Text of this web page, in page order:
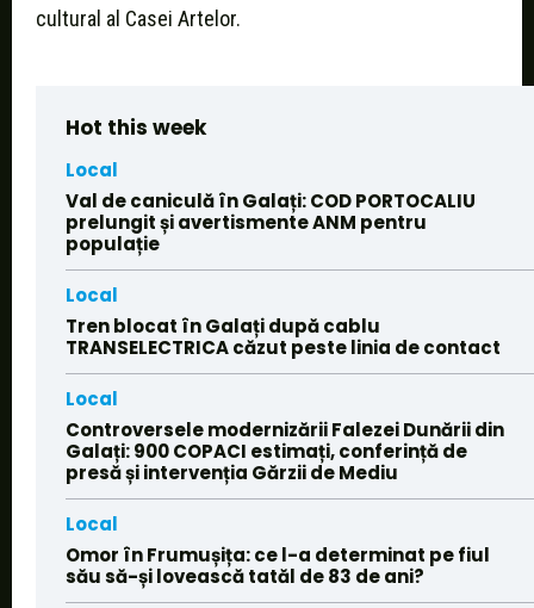
cultural al Casei Artelor.
Hot this week
Local
Val de caniculă în Galați: COD PORTOCALIU
prelungit și avertismente ANM pentru
populație
Local
Tren blocat în Galați după cablu
TRANSELECTRICA căzut peste linia de contact
Local
Controversele modernizării Falezei Dunării din
Galați: 900 COPACI estimați, conferință de
presă și intervenția Gărzii de Mediu
Local
Omor în Frumușița: ce l-a determinat pe fiul
său să-și lovească tatăl de 83 de ani?